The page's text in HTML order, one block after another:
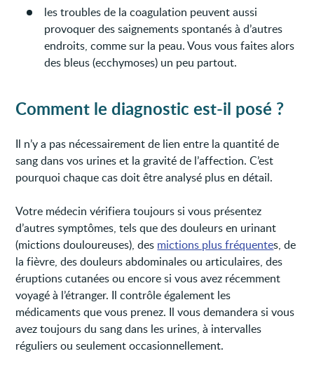
les troubles de la coagulation peuvent aussi
provoquer des saignements spontanés à d’autres
endroits, comme sur la peau. Vous vous faites alors
des bleus (ecchymoses) un peu partout.
Comment le diagnostic est-il posé ?
Il n’y a pas nécessairement de lien entre la quantité de
sang dans vos urines et la gravité de l’affection. C’est
pourquoi chaque cas doit être analysé plus en détail.
Votre médecin vérifiera toujours si vous présentez
d’autres symptômes, tels que des douleurs en urinant
(mictions douloureuses), des mictions plus fréquentes, de
la fièvre, des douleurs abdominales ou articulaires, des
éruptions cutanées ou encore si vous avez récemment
voyagé à l’étranger. Il contrôle également les
médicaments que vous prenez. Il vous demandera si vous
avez toujours du sang dans les urines, à intervalles
réguliers ou seulement occasionnellement.